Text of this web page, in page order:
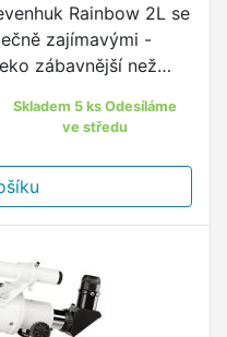
Rainbow 2L se
zajímavými -
zábavnější než
Skladem 5 ks Odesíláme
ve středu